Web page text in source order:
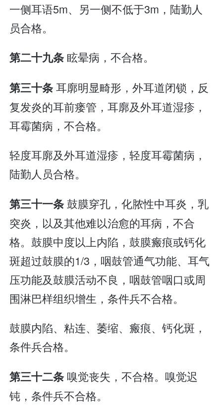
一侧耳语5m、另一侧不低于3m，陆勤人
员合格。
第二十九条 眩晕病，不合格。
第三十条耳廓明显畸形，外耳道闭锁，反
复发炎的耳前瘘管，耳廓及外耳道湿疹，
耳霉菌病，不合格。
轻度耳廓及外耳道湿疹，轻度耳霉菌病，
陆勤人员合格。
第三十一条鼓膜穿孔，化脓性中耳炎，乳
突炎，以及其他难以治愈的耳病，不合
格。鼓膜中度以上内陷，鼓膜瘢痕或钙化
斑超过鼓膜的1/3，咽鼓管通气功能、耳气
压功能及鼓膜活动不良，咽鼓管咽口或周
围淋巴样组织增生，条件兵不合格。
鼓膜内陷、粘连、萎缩、瘢痕、钙化斑，
条件兵合格。
第三十二条 嗅觉丧失，不合格。嗅觉迟
钝，条件兵不合格。